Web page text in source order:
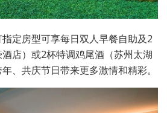
定房型可享每日双人早餐自助及2
店）或2杯特调鸡尾酒（苏州太湖
、共庆节日带来更多激情和精彩。